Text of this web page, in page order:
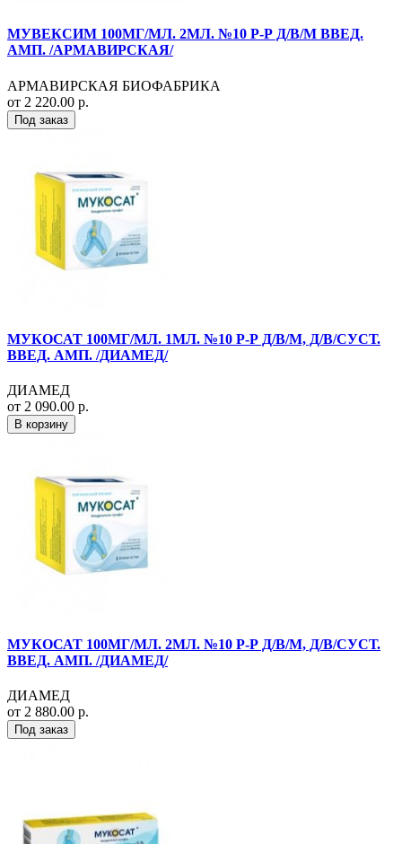
МУВЕКСИМ 100МГ/МЛ. 2МЛ. №10 Р-Р Д/В/М ВВЕД.
АМП. /АРМАВИРСКАЯ/
АРМАВИРСКАЯ БИОФАБРИКА
от 2 220.00 р.
Под заказ
МУКОСАТ 100МГ/МЛ. 1МЛ. №10 Р-Р Д/В/М, Д/В/СУСТ.
ВВЕД. АМП. /ДИАМЕД/
ДИАМЕД
от 2 090.00 р.
В корзину
МУКОСАТ 100МГ/МЛ. 2МЛ. №10 Р-Р Д/В/М, Д/В/СУСТ.
ВВЕД. АМП. /ДИАМЕД/
ДИАМЕД
от 2 880.00 р.
Под заказ